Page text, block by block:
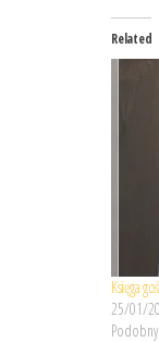
Related
Księga
25/01/